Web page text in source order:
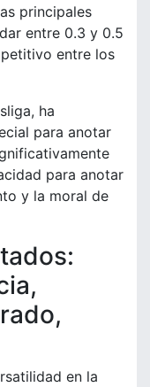
principales
entre 0.3 y 0.5
entre los
ha
para anotar
para anotar
y la moral de
en la